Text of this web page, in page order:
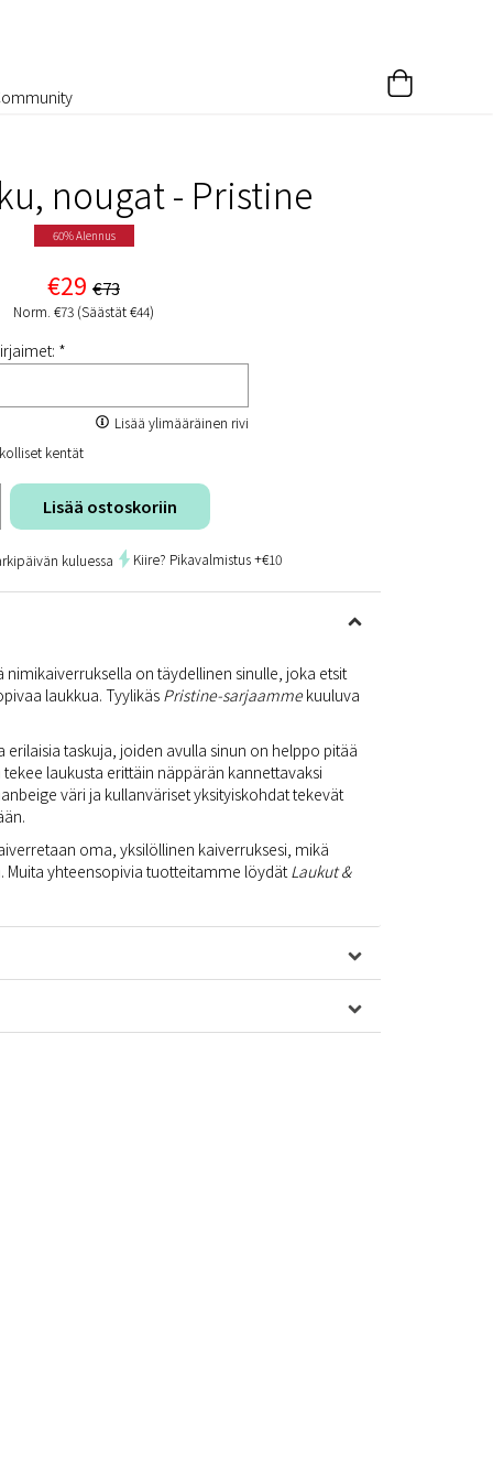
nougat - Pristine​
60% Alennus
€29 €73
Norm. €73 (Säästät €44)
*
Lisää ylimääräinen rivi
kentät
Lisää ostoskoriin
kuluessa Kiire? Pikavalmistus +€10
on täydellinen sinulle, joka etsit
laukkua. Tyylikäs Pristine-sarjaammekuuluva
erilaisia taskuja, joiden avulla sinun on helppo pitää
laukusta erittäin näppärän kannettavaksi
väri ja kullanväriset yksityiskohdat tekevät
oma, yksilöllinen kaiverruksesi, mikä
Muita yhteensopivia tuotteitamme löydätLaukut &